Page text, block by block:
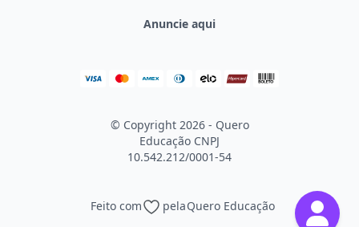
Continuar
Anuncie aqui
© Copyright 2026 - Quero
Educação CNPJ
10.542.212/0001-54
Feito com pelaQuero Educação